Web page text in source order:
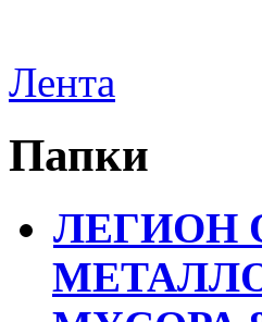
Лента
Папки
ЛЕГИОН